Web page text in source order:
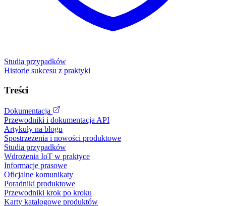
Studia przypadków
Historie sukcesu z praktyki
Treści
Dokumentacja
Przewodniki i dokumentacja API
Artykuły na blogu
Spostrzeżenia i nowości produktowe
Studia przypadków
Wdrożenia IoT w praktyce
Informacje prasowe
Oficjalne komunikaty
Poradniki produktowe
Przewodniki krok po kroku
Karty katalogowe produktów